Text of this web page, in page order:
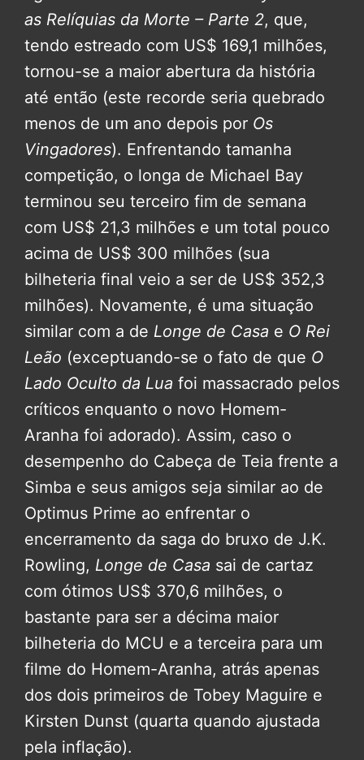
as Relíquias da Morte – Parte 2, que,
tendo estreado com US$ 169,1 milhões,
tornou-se a maior abertura da história
até então (este recorde seria quebrado
menos de um ano depois por Os
Vingadores). Enfrentando tamanha
competição, o longa de Michael Bay
terminou seu terceiro fim de semana
com US$ 21,3 milhões e um total pouco
acima de US$ 300 milhões (sua
bilheteria final veio a ser de US$ 352,3
milhões). Novamente, é uma situação
similar com a de Longe de Casa e O Rei
Leão (exceptuando-se o fato de que O
Lado Oculto da Lua foi massacrado pelos
críticos enquanto o novo Homem-
Aranha foi adorado). Assim, caso o
desempenho do Cabeça de Teia frente a
Simba e seus amigos seja similar ao de
Optimus Prime ao enfrentar o
encerramento da saga do bruxo de J.K.
Rowling, Longe de Casa sai de cartaz
com ótimos US$ 370,6 milhões, o
bastante para ser a décima maior
bilheteria do MCU e a terceira para um
filme do Homem-Aranha, atrás apenas
dos dois primeiros de Tobey Maguire e
Kirsten Dunst (quarta quando ajustada
pela inflação).